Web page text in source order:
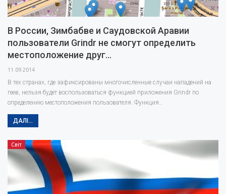
В России, Зимбабве и Саудовской Аравии
пользователи Grindr не смогут определить
местоположение друг…
11.09.2014
В тех странах, где зафиксированы многочисленные случаи нападений на
геев, нельзя будет воспользоваться функцией приложения Grindr по
определению местоположения пользователя. Функция…
ДАЛІ...
Світ